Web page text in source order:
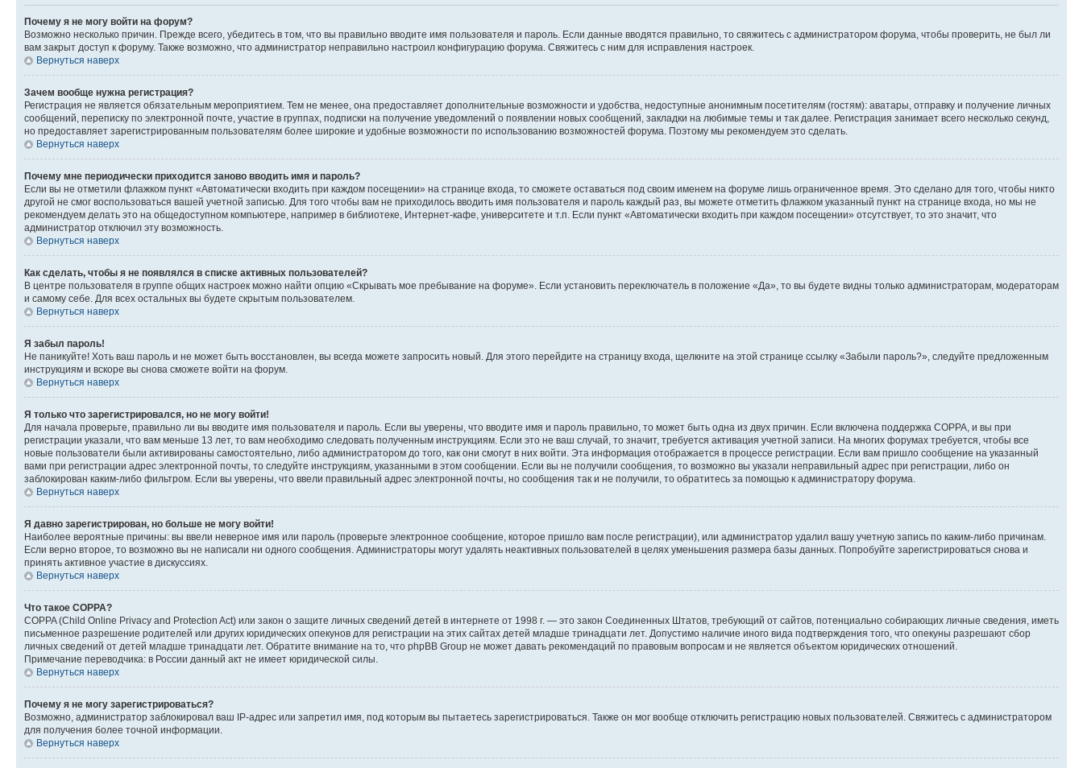
Почему я не могу войти на форум?
Возможно несколько причин. Прежде всего, убедитесь в том, что вы правильно вводите имя пользователя и пароль. Если данные вводятся правильно, то свяжитесь с администратором форума, чтобы проверить, не был ли
вам закрыт доступ к форуму. Также возможно, что администратор неправильно настроил конфигурацию форума. Свяжитесь с ним для исправления настроек.
Вернуться наверх
Зачем вообще нужна регистрация?
Регистрация не является обязательным мероприятием. Тем не менее, она предоставляет дополнительные возможности и удобства, недоступные анонимным посетителям (гостям): аватары, отправку и получение личных
сообщений, переписку по электронной почте, участие в группах, подписки на получение уведомлений о появлении новых сообщений, закладки на любимые темы и так далее. Регистрация занимает всего несколько секунд,
но предоставляет зарегистрированным пользователям более широкие и удобные возможности по использованию возможностей форума. Поэтому мы рекомендуем это сделать.
Вернуться наверх
Почему мне периодически приходится заново вводить имя и пароль?
Если вы не отметили флажком пункт «Автоматически входить при каждом посещении» на странице входа, то сможете оставаться под своим именем на форуме лишь ограниченное время. Это сделано для того, чтобы никто
другой не смог воспользоваться вашей учетной записью. Для того чтобы вам не приходилось вводить имя пользователя и пароль каждый раз, вы можете отметить флажком указанный пункт на странице входа, но мы не
рекомендуем делать это на общедоступном компьютере, например в библиотеке, Интернет-кафе, университете и т.п. Если пункт «Автоматически входить при каждом посещении» отсутствует, то это значит, что
администратор отключил эту возможность.
Вернуться наверх
Как сделать, чтобы я не появлялся в списке активных пользователей?
В центре пользователя в группе общих настроек можно найти опцию «Скрывать мое пребывание на форуме». Если установить переключатель в положение «Да», то вы будете видны только администраторам, модераторам
и самому себе. Для всех остальных вы будете скрытым пользователем.
Вернуться наверх
Я забыл пароль!
Не паникуйте! Хоть ваш пароль и не может быть восстановлен, вы всегда можете запросить новый. Для этого перейдите на страницу входа, щелкните на этой странице ссылку «Забыли пароль?», следуйте предложенным
инструкциям и вскоре вы снова сможете войти на форум.
Вернуться наверх
Я только что зарегистрировался, но не могу войти!
Для начала проверьте, правильно ли вы вводите имя пользователя и пароль. Если вы уверены, что вводите имя и пароль правильно, то может быть одна из двух причин. Если включена поддержка COPPA, и вы при
регистрации указали, что вам меньше 13 лет, то вам необходимо следовать полученным инструкциям. Если это не ваш случай, то значит, требуется активация учетной записи. На многих форумах требуется, чтобы все
новые пользователи были активированы самостоятельно, либо администратором до того, как они смогут в них войти. Эта информация отображается в процессе регистрации. Если вам пришло сообщение на указанный
вами при регистрации адрес электронной почты, то следуйте инструкциям, указанными в этом сообщении. Если вы не получили сообщения, то возможно вы указали неправильный адрес при регистрации, либо он
заблокирован каким-либо фильтром. Если вы уверены, что ввели правильный адрес электронной почты, но сообщения так и не получили, то обратитесь за помощью к администратору форума.
Вернуться наверх
Я давно зарегистрирован, но больше не могу войти!
Наиболее вероятные причины: вы ввели неверное имя или пароль (проверьте электронное сообщение, которое пришло вам после регистрации), или администратор удалил вашу учетную запись по каким-либо причинам.
Если верно второе, то возможно вы не написали ни одного сообщения. Администраторы могут удалять неактивных пользователей в целях уменьшения размера базы данных. Попробуйте зарегистрироваться снова и
принять активное участие в дискуссиях.
Вернуться наверх
Что такое COPPA?
COPPA (Child Online Privacy and Protection Act) или закон о защите личных сведений детей в интернете от 1998 г. — это закон Соединенных Штатов, требующий от сайтов, потенциально собирающих личные сведения, иметь
письменное разрешение родителей или других юридических опекунов для регистрации на этих сайтах детей младше тринадцати лет. Допустимо наличие иного вида подтверждения того, что опекуны разрешают сбор
личных сведений от детей младше тринадцати лет. Обратите внимание на то, что phpBB Group не может давать рекомендаций по правовым вопросам и не является объектом юридических отношений.
Примечание переводчика: в России данный акт не имеет юридической силы.
Вернуться наверх
Почему я не могу зарегистрироваться?
Возможно, администратор заблокировал ваш IP-адрес или запретил имя, под которым вы пытаетесь зарегистрироваться. Также он мог вообще отключить регистрацию новых пользователей. Свяжитесь с администратором
для получения более точной информации.
Вернуться наверх